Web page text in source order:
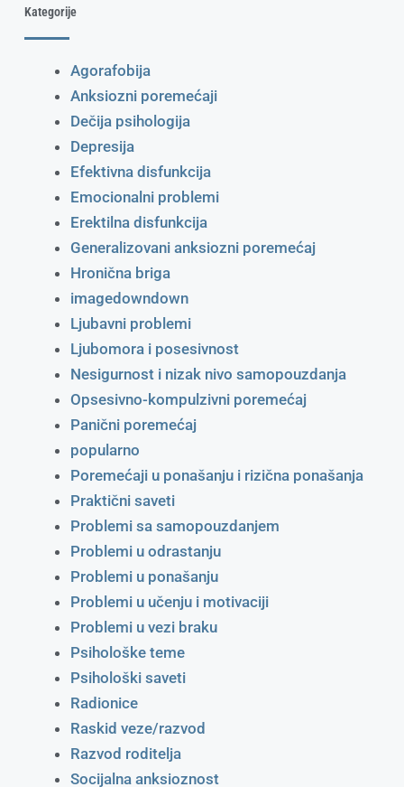
Kategorije
Agorafobija
Anksiozni poremećaji
Dečija psihologija
Depresija
Efektivna disfunkcija
Emocionalni problemi
Erektilna disfunkcija
Generalizovani anksiozni poremećaj
Hronična briga
imagedowndown
Ljubavni problemi
Ljubomora i posesivnost
Nesigurnost i nizak nivo samopouzdanja
Opsesivno-kompulzivni poremećaj
Panični poremećaj
popularno
Poremećaji u ponašanju i rizična ponašanja
Praktični saveti
Problemi sa samopouzdanjem
Problemi u odrastanju
Problemi u ponašanju
Problemi u učenju i motivaciji
Problemi u vezi braku
Psihološke teme
Psihološki saveti
Radionice
Raskid veze/razvod
Razvod roditelja
Socijalna anksioznost